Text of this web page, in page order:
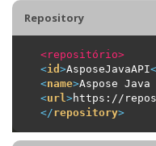
Repository
<repositório>
<id >AsposeJavaAPI
<name>Aspose Java
<url >https://
</repository>